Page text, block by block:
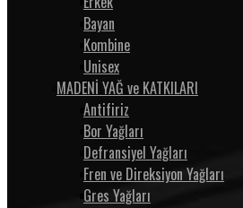
Bayan
Kombine
Unisex
MADENİ YAĞ ve KATKILARI
Antifiriz
Bor Yağları
Defransiyel Yağları
Fren ve Direksiyon Yağları
Gres Yağları